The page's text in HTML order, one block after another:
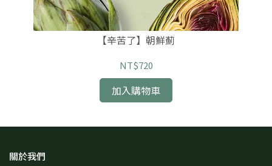
【辛苦了】朝鮮薊
NT$720
加入購物車
關於我們